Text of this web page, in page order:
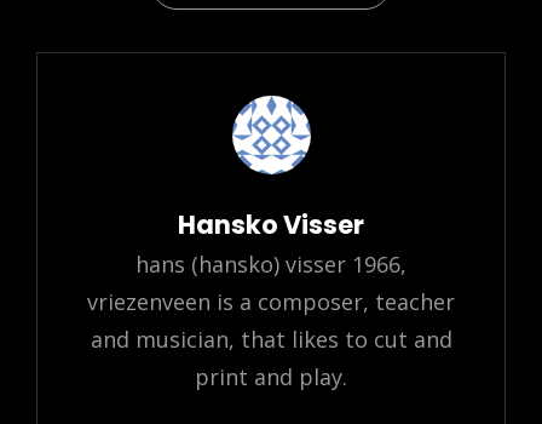
Author:
Hansko Visser
hans (hansko) visser 1966,
vriezenveen is a composer, teacher
and musician, that likes to cut and
print and play.